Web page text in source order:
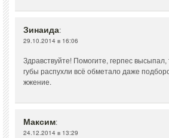
Зинаида:
29.10.2014 в 16:06
Здравствуйте! Помогите, герпес высыпал,
губы распухли всё обметало даже
жжение.
Максим:
24.12.2014 в 13:29